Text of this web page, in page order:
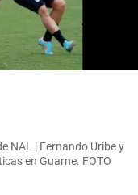
NAL | Fernando Uribe y
en Guarne. FOTO